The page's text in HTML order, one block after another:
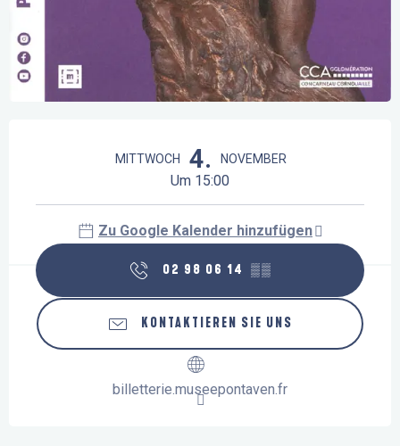
MITTWOCH 4. NOVEMBER
Um 15:00
Zu Google Kalender hinzufügen
02 98 06 14 ▒▒
KONTAKTIEREN SIE UNS
billetterie.museepontaven.fr